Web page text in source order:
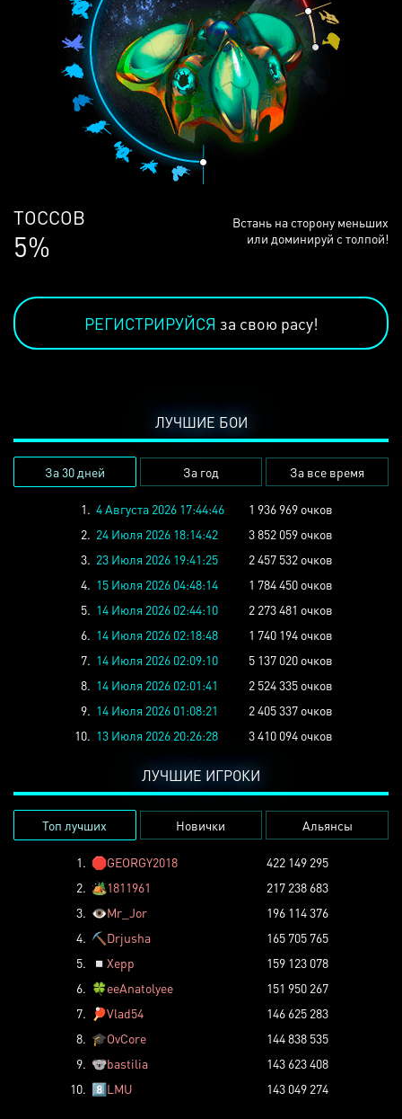
ЛЮДЕЙ
69%
Встань на сторону меньших
или доминируй с толпой!
РЕГИСТРИРУЙСЯ за свою расу!
ЛУЧШИЕ БОИ
За 30 дней За год За все время
1. 4 Августа 2026 17:44:46
1 936 969 очков
2. 24 Июля 2026 18:14:42
3 852 059 очков
3. 23 Июля 2026 19:41:25
2 457 532 очков
4. 15 Июля 2026 04:48:14
1 784 450 очков
5. 14 Июля 2026 02:44:10
2 273 481 очков
6. 14 Июля 2026 02:18:48
1 740 194 очков
7. 14 Июля 2026 02:09:10
5 137 020 очков
8. 14 Июля 2026 02:01:41
2 524 335 очков
9. 14 Июля 2026 01:08:21
2 405 337 очков
10. 13 Июля 2026 20:26:28 3 410 094 очков
ЛУЧШИЕ ИГРОКИ
Топ лучших Новички Альянсы
1. 🛑GEORGY2018
422 149 295
2. 🏕️1811961
217 238 683
3. 👁️Mr_Jor
196 114 376
4. ⛏️ Drjusha
165 705 765
5.
◽ Xepp
159 123 078
6. 🍀eeAnatolyee
151 950 267
7.
🏓Vlad54
146 625 283
8. 🎓OvCore
144 838 535
9. 🐨bastilia
143 623 408
10. 8️⃣LMU 143 049 274